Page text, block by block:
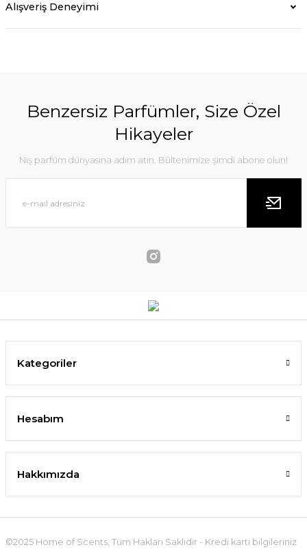
Alışveriş Deneyimi
Benzersiz Parfümler, Size Özel
Hikayeler
Niş parfüm dünyasına adım atın. Bültenimize şimdi abone olun!
Kategoriler
Hesabım
Hakkımızda
©2025 Home of Scents, Tüm Hakları Saklıdır - Kredi kartı bilgileriniz